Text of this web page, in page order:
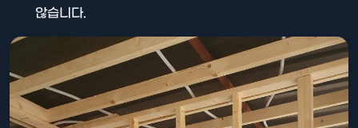
않습니다.